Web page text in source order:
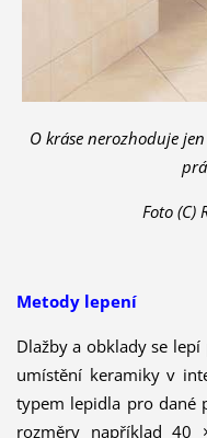
O kráse nerozhoduje
Foto (C)
Metody lepení
Dlažby a obklady se
umístění keramiky v
typem lepidla pro dané
rozměry například 40